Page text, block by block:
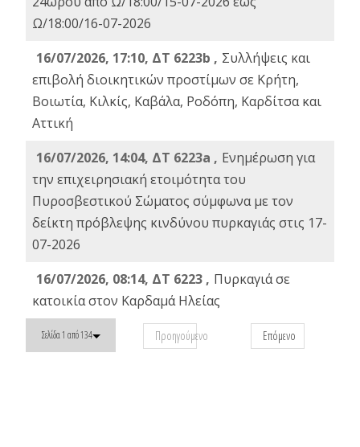
Ω/18:00/16-07-2026
16/07/2026, 17:10, ΔΤ 6223b , Συλλήψεις και
επιβολή διοικητικών προστίμων σε Κρήτη,
Βοιωτία, Κιλκίς, Καβάλα, Ροδόπη, Καρδίτσα και
Αττική
16/07/2026, 14:04, ΔΤ 6223a , Ενημέρωση για
την επιχειρησιακή ετοιμότητα του
Πυροσβεστικού Σώματος σύμφωνα με τον
δείκτη πρόβλεψης κινδύνου πυρκαγιάς στις 17-
07-2026
16/07/2026, 08:14, ΔΤ 6223 , Πυρκαγιά σε
κατοικία στον Καρδαμά Ηλείας
Σελίδα 1 από 134 Προηγούμενο Επόμενο